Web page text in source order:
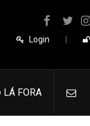
Login
LÁ FORA